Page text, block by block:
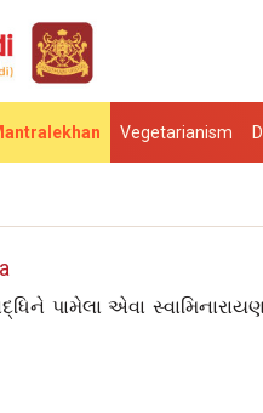
Vegetarianism
પામેલા એવા